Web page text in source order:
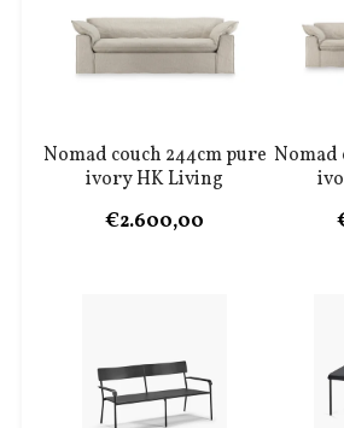
Nomad couch 244cm pure
ivory HK Living
€2.600,00
Nomad